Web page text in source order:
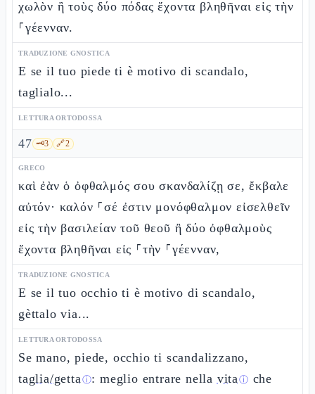
χωλὸν ἢ τοὺς δύο πόδας ἔχοντα βληθῆναι εἰς τὴν
⸀γέενναν.
TRADUZIONE GNOSTICA
E se il tuo piede ti è motivo di scandalo,
taglialo...
LETTURA ORTODOSSA
47 🗝️3 🔗2
GRECO
καὶ ἐὰν ὁ ὀφθαλμός σου σκανδαλίζῃ σε, ἔκβαλε
αὐτόν· καλόν ⸀σέ ἐστιν μονόφθαλμον εἰσελθεῖν
εἰς τὴν βασιλείαν τοῦ θεοῦ ἢ δύο ὀφθαλμοὺς
ἔχοντα βληθῆναι εἰς ⸀τὴν ⸀γέενναν,
TRADUZIONE GNOSTICA
E se il tuo occhio ti è motivo di scandalo,
gèttalo via...
LETTURA ORTODOSSA
Se mano, piede, occhio ti scandalizzano,
taglia/gettaⓘ: meglio entrare nella vitaⓘ che